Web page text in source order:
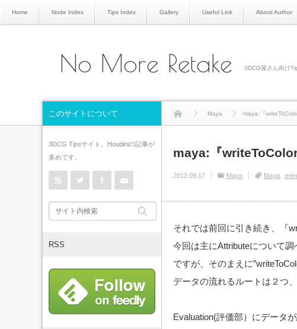
Home Node Index Tips Index Gallery Useful Link About Author
No More Retake 3DCG屋さん向け
Maya maya:『
maya:『
2012.09.17 Maya Maya
それでは前回に引き続き、『
今回は主にAttributeについて調
ですが、そのまえに
データの流れるルートは２つ
Evaluation(評価部）にデータ
このサイトについて
3DCG Tipsサイト。Houdiniの記事が
多めです。
rss Twitter Facebook
RSS